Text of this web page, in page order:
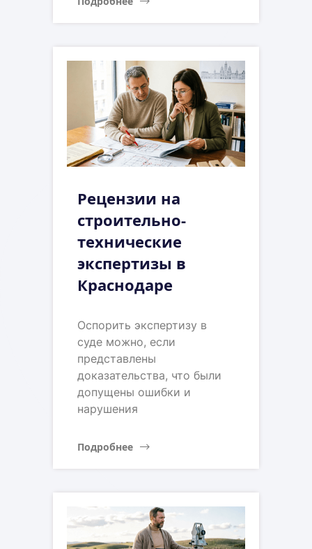
Рецензии на
строительно-
технические
экспертизы в
Краснодаре
Оспорить экспертизу в
суде можно, если
представлены
доказательства, что были
допущены ошибки и
нарушения
Подробнее